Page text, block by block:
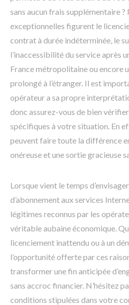
sans aucun frais supplémentaire
exceptionnelles figurent le
contrat à durée indéterminée, le
l’inaccessibilité du service après
France métropolitaine ou encore
prolongé à l’étranger. Il est
opérateur a sa propre
donc assurez-vous de bien
spécifiques à votre situation. En
peuvent faire toute la différence
onéreuse et une sortie gracieuse
Lorsque vient le temps
d’abonnement aux services
légitimes reconnus par les
véritable aubaine économique.
licenciement inattendu ou à un
l’opportunité offerte par ces
transformer une fin anticipée
sans accroc financier. N’hésitez
conditions stipulées dans votre